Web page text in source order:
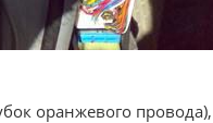
оранжевого